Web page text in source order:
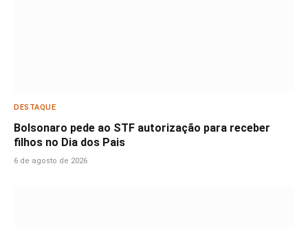
DESTAQUE
Bolsonaro pede ao STF autorização para receber
filhos no Dia dos Pais
6 de agosto de 2026